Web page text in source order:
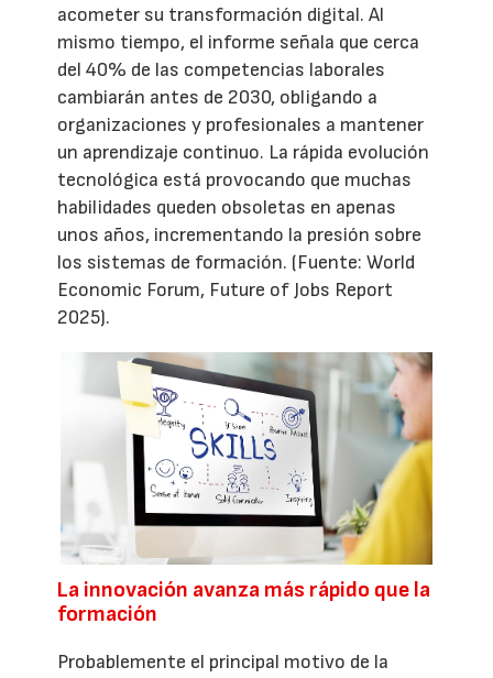
acometer su transformación digital. Al
mismo tiempo, el informe señala que cerca
del 40% de las competencias laborales
cambiarán antes de 2030, obligando a
organizaciones y profesionales a mantener
un aprendizaje continuo. La rápida evolución
tecnológica está provocando que muchas
habilidades queden obsoletas en apenas
unos años, incrementando la presión sobre
los sistemas de formación. (Fuente: World
Economic Forum, Future of Jobs Report
2025).
La innovación avanza más rápido que la
formación
Probablemente el principal motivo de la